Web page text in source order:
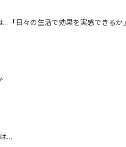
「日々の生活で効果を実感できるか」
…